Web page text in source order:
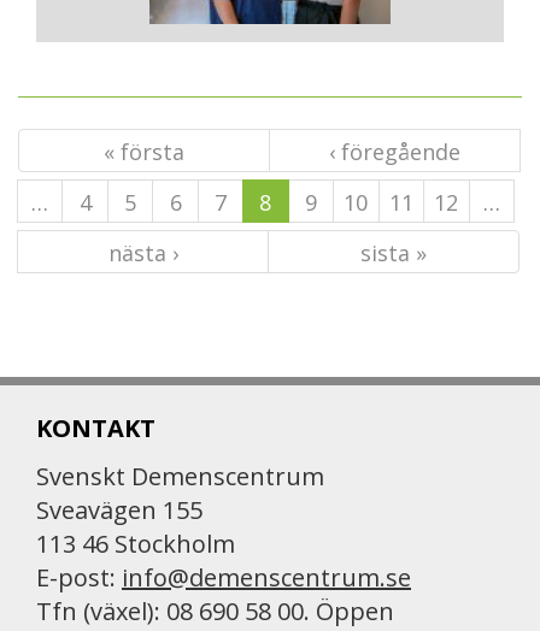
« första
‹ föregående
…
4 5 6 7 8 9 10 11 12
…
nästa ›
sista »
KONTAKT
Svenskt Demenscentrum
Sveavägen 155
113 46 Stockholm
E-post: info@demenscentrum.se
Tfn (växel): 08 690 58 00. Öppen